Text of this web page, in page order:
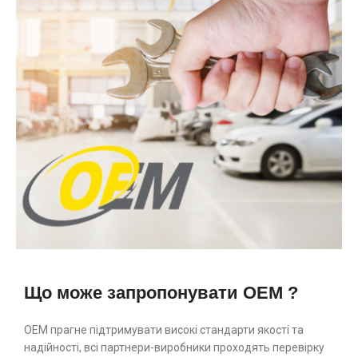
Що може запропонувати OEM ?
ОЕМ прагне підтримувати високі стандарти якості та
надійності, всі партнери-виробники проходять перевірку